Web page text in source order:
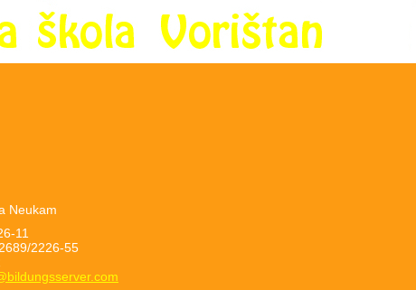
Neukam
11
2226-55